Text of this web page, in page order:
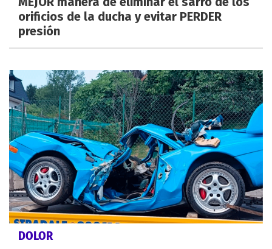
orificios de la ducha y evitar PERDER
presión
DOLOR